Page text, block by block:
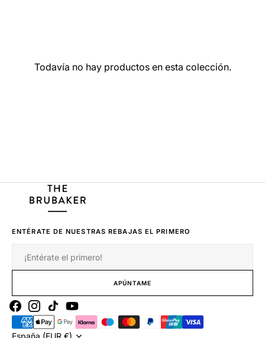
Todavía no hay productos en esta colección.
ENTÉRATE DE NUESTRAS REBAJAS EL PRIMERO
electrónico
APÚNTAME
FacebookInstagram
TiktokYoutube
España (EUR €)